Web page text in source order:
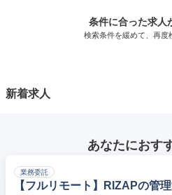
条件に合った求人
検索条件を緩めて、再度
新着求人
あなたにおす
業務委託
【フルリモート】RIZAPの管